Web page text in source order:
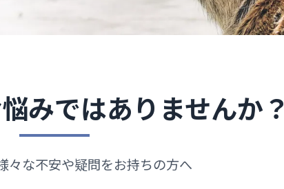
みではありませんか？
々な不安や疑問をお持ちの方へ